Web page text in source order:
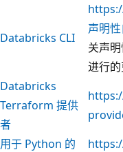
Databricks CLI
声明
关声
进行
Databricks
Terraform 提供
者
用于 Python 的